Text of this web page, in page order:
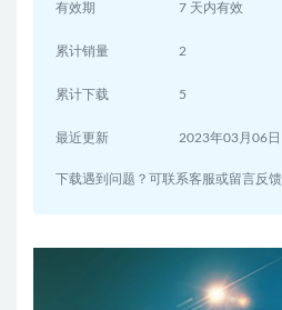
有效期 7 天内有效
累计销量 2
累计下载 5
最近更新 2023年03月06日
下载遇到问题？可联系客服或留言反馈